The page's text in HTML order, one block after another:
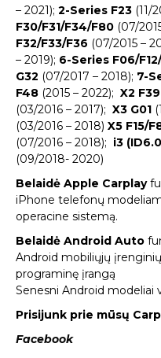
– 2021); 2-Series F23 (11/
F30/F31/F34/F80 (07/
F32/F33/F36 (07/2015 –
– 2019); 6-Series F06/
G32 (07/2017 – 2018); 7-
F48 (2015 – 2022); X2 F39
(03/2016 – 2017); X3 G01
(03/2016 – 2018) X5 F15/
(07/2016 – 2018); i3
(09/2018- 2020)
Belaidė Apple Carplay
iPhone telefonų
operacine sistemą.
Belaidė Android Auto
Android mobiliųjų
programinę įrangą
Senesni Android modeliai
Prisijunk prie mūsų
Facebook